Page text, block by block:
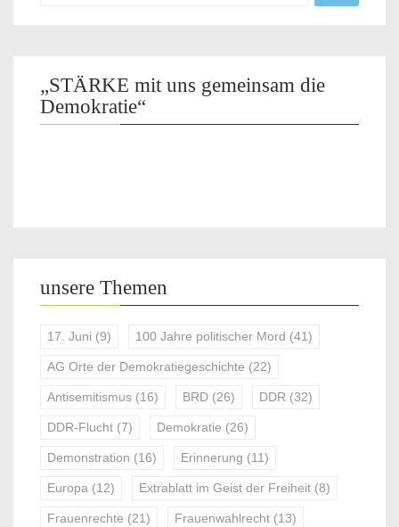
„STÄRKE mit uns gemeinsam die
Demokratie“
unsere Themen
17. Juni (9) 100 Jahre politischer Mord (41)
AG Orte der Demokratiegeschichte (22)
Antisemitismus (16) BRD (26) DDR (32)
DDR-Flucht (7) Demokratie (26)
Demonstration (16) Erinnerung (11)
Europa (12) Extrablatt im Geist der Freiheit (8)
Frauenrechte (21) Frauenwahlrecht (13)